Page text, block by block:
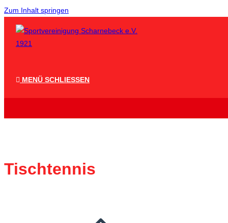
Zum Inhalt springen
MENÜ SCHLIESSEN
Tischtennis